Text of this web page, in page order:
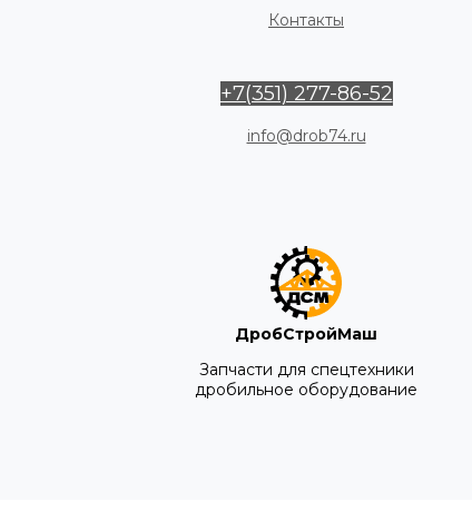
Контакты
+7(351) 277-86-52
info@drob74.ru
ДробСтройМаш
Запчасти для спецтехники
дробильное оборудование